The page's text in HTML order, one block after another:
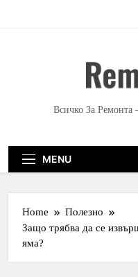
e
Всичко За
MENU
Home
Полезно
Защо трябва да се
яма?